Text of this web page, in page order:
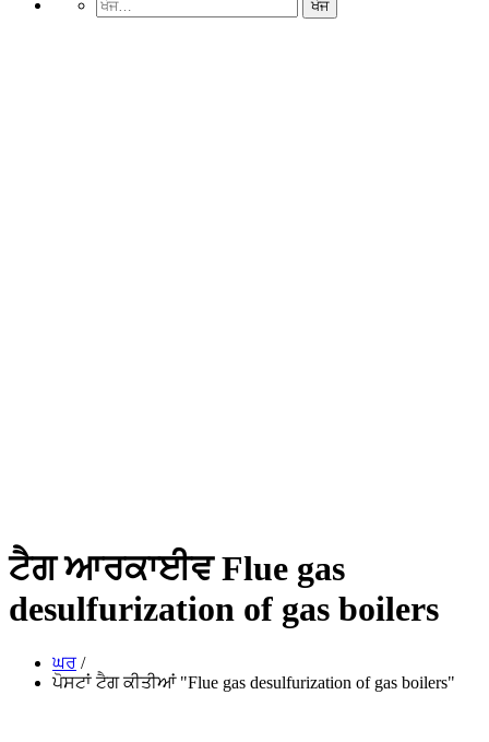
ਟੈਗ ਆਰਕਾਈਵ Flue gas
desulfurization of gas boilers
ਘਰ /
ਪੋਸਟਾਂ ਟੈਗ ਕੀਤੀਆਂ "Flue gas desulfurization of gas boilers"